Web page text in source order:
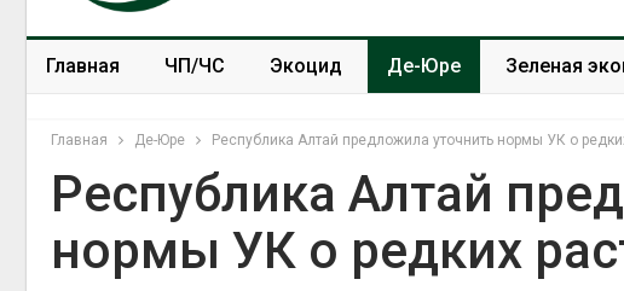
Главная ЧП/ЧС Экоцид Де-Юре Зеленая
Главная Де-Юре Республика Алтай предложила уточнить нормы УК о
Республика Алтай
нормы УК о редких